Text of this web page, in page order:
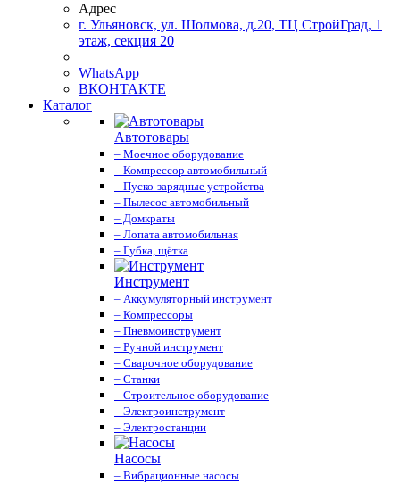
Адрес
г. Ульяновск, ул. Шолмова, д.20, ТЦ СтройГрад, 1
этаж, секция 20
WhatsApp
ВКОНТАКТЕ
Каталог
Автотовары
– Моечное оборудование
– Компрессор автомобильный
– Пуско-зарядные устройства
– Пылесос автомобильный
– Домкраты
– Лопата автомобильная
– Губка, щётка
Инструмент
– Аккумуляторный инструмент
– Компрессоры
– Пневмоинструмент
– Ручной инструмент
– Сварочное оборудование
– Станки
– Строительное оборудование
– Электроинструмент
– Электростанции
Насосы
– Вибрационные насосы